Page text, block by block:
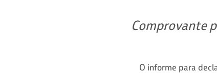
Comprovante
O informe para